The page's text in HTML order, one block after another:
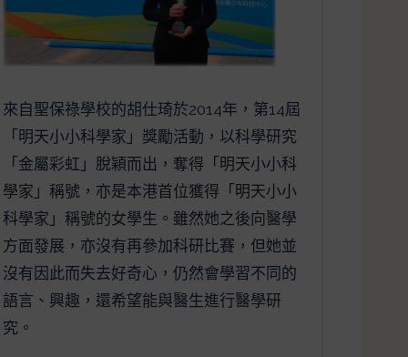
來自聖保祿學校的胡仕琦於2014年，第14屆
「明天小小科學家」獎勵活動，以科學研究
「金屬彩虹」脫穎而出，奪得「明天小小科
學家」稱號，亦是本港首位獲得「明天小小
科學家」稱號的女學生。雖然她之後向醫學
方面發展，亦沒有再參加科研比賽，但她並
沒有因此而失去好奇心，仍然會學習不同的
語言、興趣，還希望能與醫生進行醫學研
究。